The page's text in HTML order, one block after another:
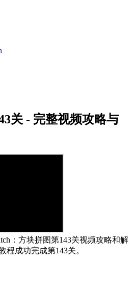
关 - 完整视频攻略与
：方块拼图第143关视频攻略和解
程成功完成第143关。